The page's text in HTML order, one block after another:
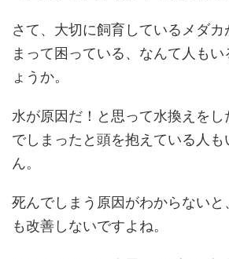
さて、大切に飼育しているメダカ
まって困っている、なんて人もい
ょうか。
水が原因だ！と思って水換えを
でしまったと頭を抱えている人
ん。
死んでしまう原因がわからないと
も改善しないですよね。